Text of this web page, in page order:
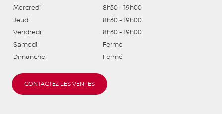
Mercredi
8h30 - 19h00
Jeudi
8h30 - 19h00
Vendredi
8h30 - 19h00
Samedi
Fermé
Dimanche
Fermé
CONTACTEZ LES VENTES